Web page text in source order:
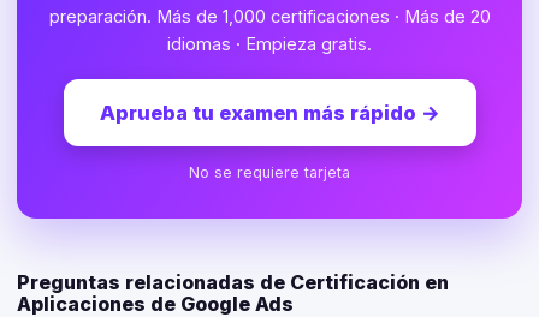
preparación. Más de 1,000 certificaciones · Más de 20
idiomas · Empieza gratis.
Aprueba tu examen más rápido →
No se requiere tarjeta
Preguntas relacionadas de Certificación en
Aplicaciones de Google Ads